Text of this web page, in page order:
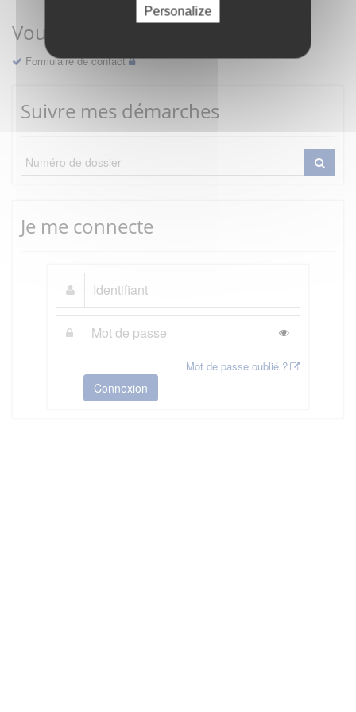
Personalize
Vous avez une question ?
Formulaire de contact
Suivre mes démarches
Je me connecte
Mot de passe oublié ?
Connexion